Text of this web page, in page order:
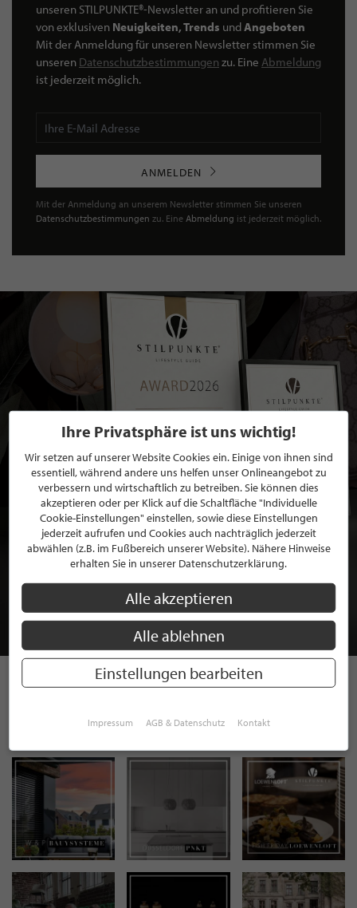
unseren STILPUNKTE®-Newsletter an und profitieren Sie
von exklusiven Neuigkeiten, Trends undAngeboten
Mit der Anmeldung für unseren Newsletter stimmen Sie
unseren Datenschutzbestimmungen zu. Eine Abmeldung
ist jederzeit möglich.
ANMELDEN
Mit der Anmeldung an unserem Newsletter stimmen Sie unseren
Datenschutzbestimmungen zu. Eine Abmeldung ist jederzeit möglich.
BEWERBEN SIE SICH FÜR EINE GRATIS
MITGLIEDSCHAFT BEI STILPUNKTE®
JETZT GRATIS BEWERBEN
STILPUNKTE AUF
Ihre Privatsphäre ist uns wichtig!
Wir setzen auf unserer Website Cookies ein. Einige von ihnen sind
essentiell, während andere uns helfen unser Onlineangebot zu
verbessern und wirtschaftlich zu betreiben. Sie können dies
akzeptieren oder per Klick auf die Schaltfläche "Individuelle
Cookie-Einstellungen" einstellen, sowie diese Einstellungen
jederzeit aufrufen und Cookies auch nachträglich jederzeit
abwählen (z.B. im Fußbereich unserer Website). Nähere Hinweise
erhalten Sie in unserer Datenschutzerklärung.
Alle akzeptieren
Alle ablehnen
Einstellungen bearbeiten
Impressum AGB & Datenschutz Kontakt